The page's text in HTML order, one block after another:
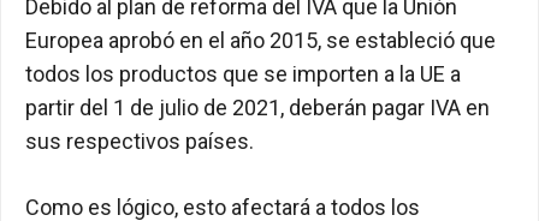
Debido al plan de reforma del IVA que la Unión
Europea aprobó en el año 2015, se estableció que
todos los productos que se importen a la UE a
partir del 1 de julio de 2021, deberán pagar IVA en
sus respectivos países.
Como es lógico, esto afectará a todos los